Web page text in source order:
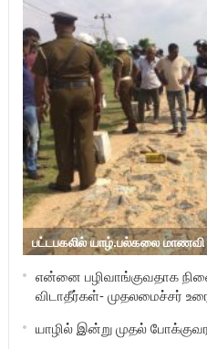
பட்டபகலில் யாழ்.பல்கலை
என்னை பழிவாங்குவதாக
விடாதீர்கள்- முதலமைச்சர்
யாழில் இன்று முதல்